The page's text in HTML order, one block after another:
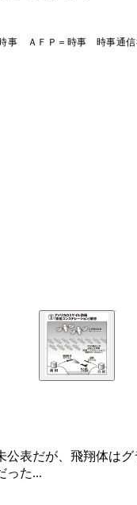
事 ＡＦＰ＝時事 時事通
公表だが、飛翔体は
った...